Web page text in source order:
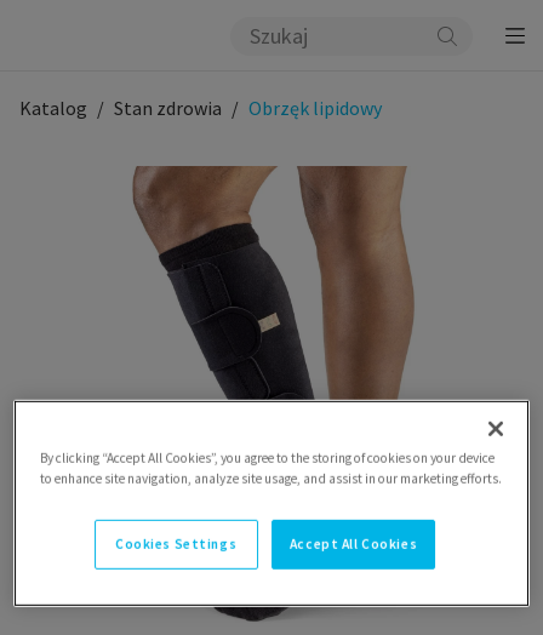
Katalog Stan zdrowia Obrzęk lipidowy
By clicking “Accept All Cookies”, you agree to the storing of cookies on your device
to enhance site navigation, analyze site usage, and assist in our marketing efforts.
Cookies Settings Accept All Cookies